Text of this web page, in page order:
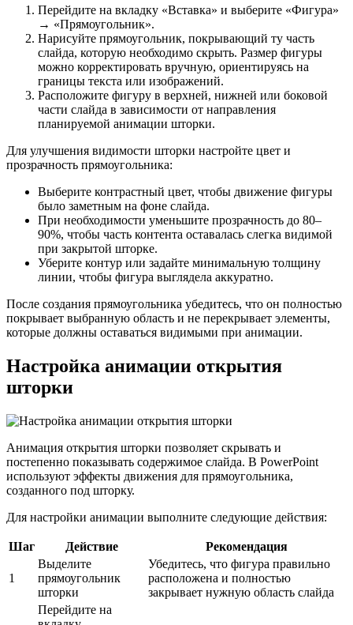
Перейдите на вкладку «Вставка» и выберите «Фигура»
→ «Прямоугольник».
Нарисуйте прямоугольник, покрывающий ту часть
слайда, которую необходимо скрыть. Размер фигуры
можно корректировать вручную, ориентируясь на
границы текста или изображений.
Расположите фигуру в верхней, нижней или боковой
части слайда в зависимости от направления
планируемой анимации шторки.
Для улучшения видимости шторки настройте цвет и
прозрачность прямоугольника:
Выберите контрастный цвет, чтобы движение фигуры
было заметным на фоне слайда.
При необходимости уменьшите прозрачность до 80–
90%, чтобы часть контента оставалась слегка видимой
при закрытой шторке.
Уберите контур или задайте минимальную толщину
линии, чтобы фигура выглядела аккуратно.
После создания прямоугольника убедитесь, что он полностью
покрывает выбранную область и не перекрывает элементы,
которые должны оставаться видимыми при анимации.
Настройка анимации открытия
шторки
Анимация открытия шторки позволяет скрывать и
постепенно показывать содержимое слайда. В PowerPoint
используют эффекты движения для прямоугольника,
созданного под шторку.
Для настройки анимации выполните следующие действия:
Шаг Действие Рекомендация
1
Выделите
прямоугольник
шторки
Убедитесь, что фигура правильно
расположена и полностью
закрывает нужную область слайда
Перейдите на